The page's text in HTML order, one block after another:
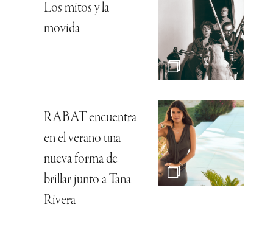
Los mitos y la
movida
RABAT encuentra
en el verano una
nueva forma de
brillar junto a Tana
Rivera